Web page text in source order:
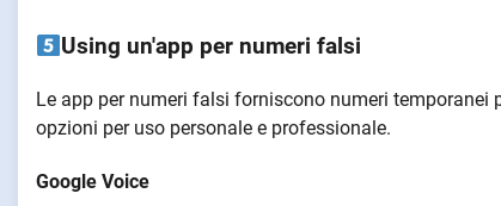
Using un'app per numeri falsi
Le app per numeri falsi forniscono numeri
opzioni per uso personale e professionale.
Google Voice